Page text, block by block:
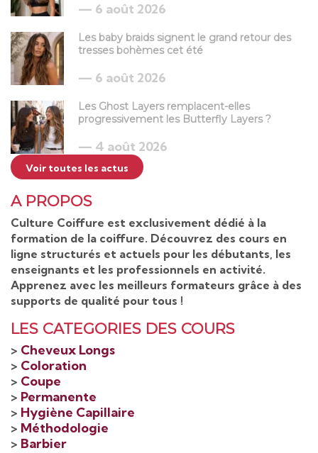
6 août 2026
Les baby braids signent le grand retour des
tresses bohèmes cet été
6 août 2026
Les Ghost Layers remplacent-elles
progressivement les Butterfly Layers ?
4 août 2026
Voir toutes les actus
A PROPOS
Culture Coiffure est exclusivement dédié à la
formation de la coiffure. Découvrez des cours en
ligne structurés et actuels pour les débutants, les
enseignants et les professionnels en activité.
Apprenez avec les meilleurs formateurs grâce à des
supports de qualité pour tous !
LES CATEGORIES DES COURS
> Cheveux Longs
> Coloration
> Coupe
> Permanente
> Hygiène Capillaire
> Méthodologie
> Barbier